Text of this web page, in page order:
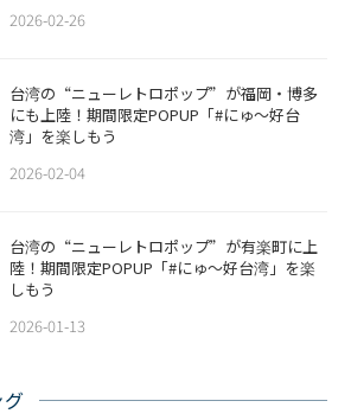
2026-02-26
​​台湾の“ニューレトロポップ”が福岡・博多
にも上陸！期間限定POPUP「#にゅ〜好台
湾」を楽しもう
2026-02-04
台湾の“ニューレトロポップ”が有楽町に上
陸！期間限定POPUP「#にゅ〜好台湾」を楽
しもう
2026-01-13